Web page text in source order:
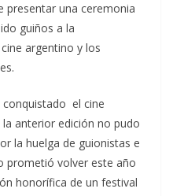
presentar una ceremonia
guiños a la
argentino y los
conquistado el cine
anterior edición no pudo
la huelga de guionistas e
prometió volver este año
honorífica de un festival